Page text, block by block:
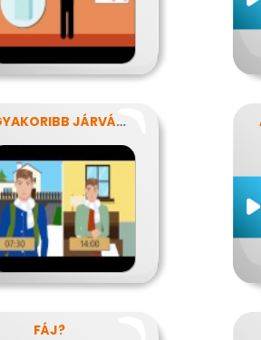
LEGGYAKORIBB JÁRVÁNYUNK
FÁJ?